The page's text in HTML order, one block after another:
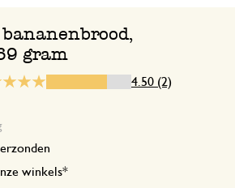
gram
4.50 (2)
winkels*
18 december 2024
Enkel een score, geen toelichting